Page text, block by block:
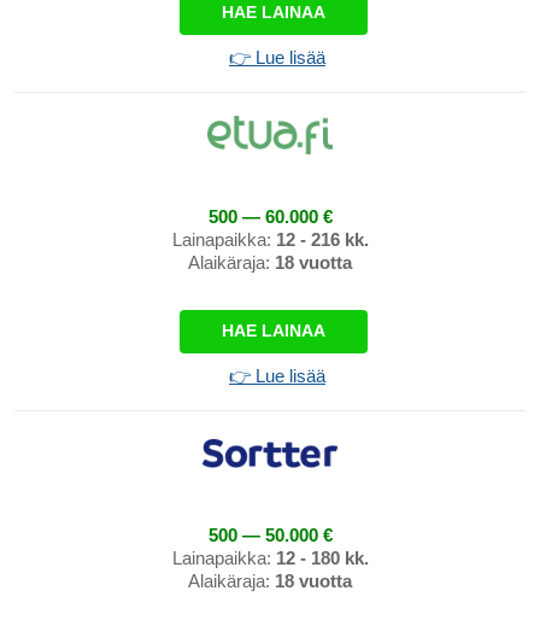
HAE LAINAA
👉 Lue lisää
500 — 60.000 €
Lainapaikka: 12 - 216 kk.
Alaikäraja: 18 vuotta
HAE LAINAA
👉 Lue lisää
500 — 50.000 €
Lainapaikka: 12 - 180 kk.
Alaikäraja: 18 vuotta